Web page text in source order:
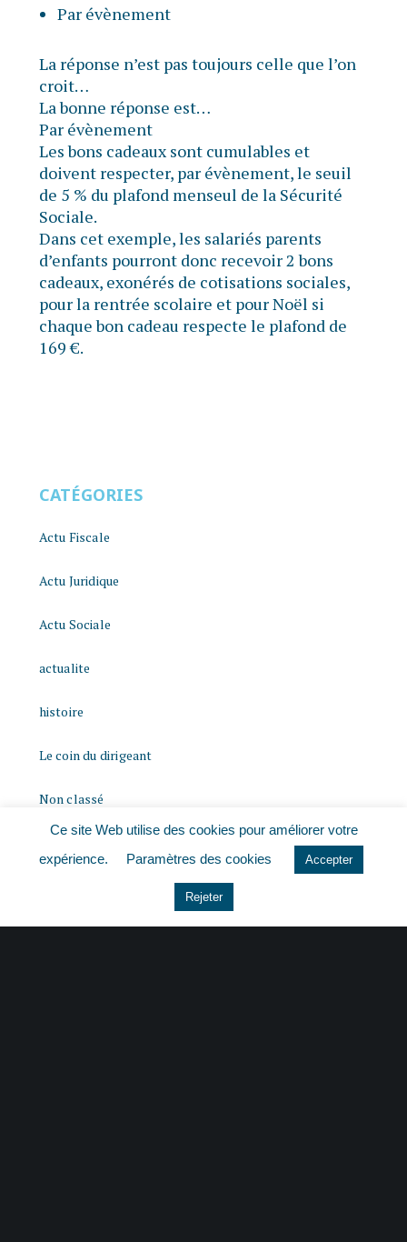
Par évènement
La réponse n’est pas toujours celle que l’on
croit…
La bonne réponse est…
Par évènement
Les bons cadeaux sont cumulables et
doivent respecter, par évènement, le seuil
de 5 % du plafond menseul de la Sécurité
Sociale.
Dans cet exemple, les salariés parents
d’enfants pourront donc recevoir 2 bons
cadeaux, exonérés de cotisations sociales,
pour la rentrée scolaire et pour Noël si
chaque bon cadeau respecte le plafond de
169 €.
CATÉGORIES
Actu Fiscale
Actu Juridique
Actu Sociale
actualite
histoire
Le coin du dirigeant
Non classé
Ce site Web utilise des cookies pour améliorer votre
expérience.
Paramètres des cookies Accepter
Rejeter